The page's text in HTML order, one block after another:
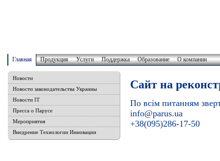
Главная Продукция Услуги Поддержка Образование О компании
Новости
Новости законодательства Украины
Новости IT
Пресса о Парусе
Мероприятия
Внедрение Технологии Инновации
Сайт на
По всім питанням
info@parus.ua
+38(095)286-17-50